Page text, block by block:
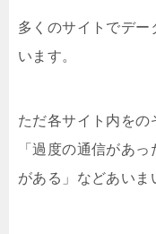
多くのサイトでデー
います。
ただ各サイト内をの
「過度の通信があ
がある」などあいま